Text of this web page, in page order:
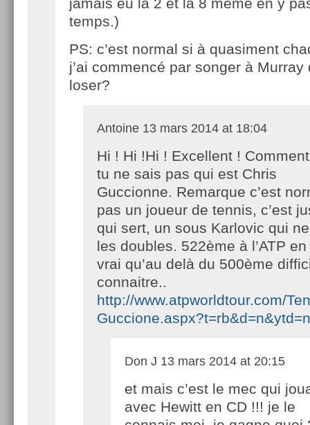
temps.)
PS: c’est normal si à quasiment
j’ai commencé par songer à
loser?
Antoine 13 mars 2014 at 18:04
Hi ! Hi !Hi ! Excellent !
tu ne sais pas qui est Chris
Guccionne. Remarque c’est
pas un joueur de tennis, c’est
qui sert, un sous Karlovic qui
les doubles. 522ème à l’ATP
vrai qu’au delà du 500ème
connaitre..
http://www.atpworldtour.com/
Guccione.aspx?t=rb&d=n&ytd=n
Don J 13 mars 2014 at 20:15
et mais c’est le mec qui
avec Hewitt en CD !!! je le